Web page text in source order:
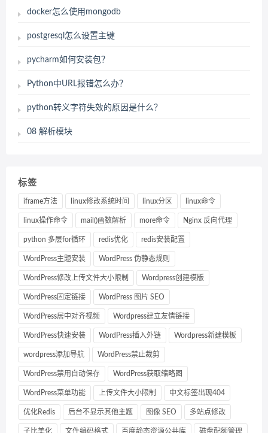
docker怎么使用mongodb
postgresql怎么设置主键
pycharm如何安装包？
Python中URL报错怎么办？
python转义字符失效的原因是什么？
08 解析模块
标签
iframe方法 linux修改系统时间 linux分区 linux命令
linux操作命令 mail()函数解析 more命令 Nginx 反向代理
python 多层for循环 redis优化 redis安装配置
WordPress主题安装 WordPress 伪静态规则
WordPress修改上传文件大小限制 Wordpress创建模版
WordPress固定链接 WordPress 图片 SEO
WordPress居中对齐视频 Wordpress建立友情链接
WordPress快速安装 WordPress插入外链 Wordpress新建模板
wordpress添加导航 WordPress禁止裁剪
WordPress禁用自动保存 WordPress获取缩略图
WordPress菜单功能 上传文件大小限制 中文标签出现404
优化Redis 后台不显示其他主题 图像 SEO 多站点修改
子比美化 文件编码格式 百度静态资源公共库 磁盘配额管理